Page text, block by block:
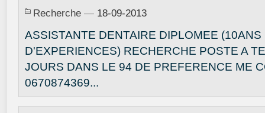
Recherche — 18-09-2013
ASSISTANTE DENTAIRE DIPLOMEE (10ANS
D'EXPERIENCES) RECHERCHE POSTE A
JOURS DANS LE 94 DE PREFERENCE ME
0670874369...